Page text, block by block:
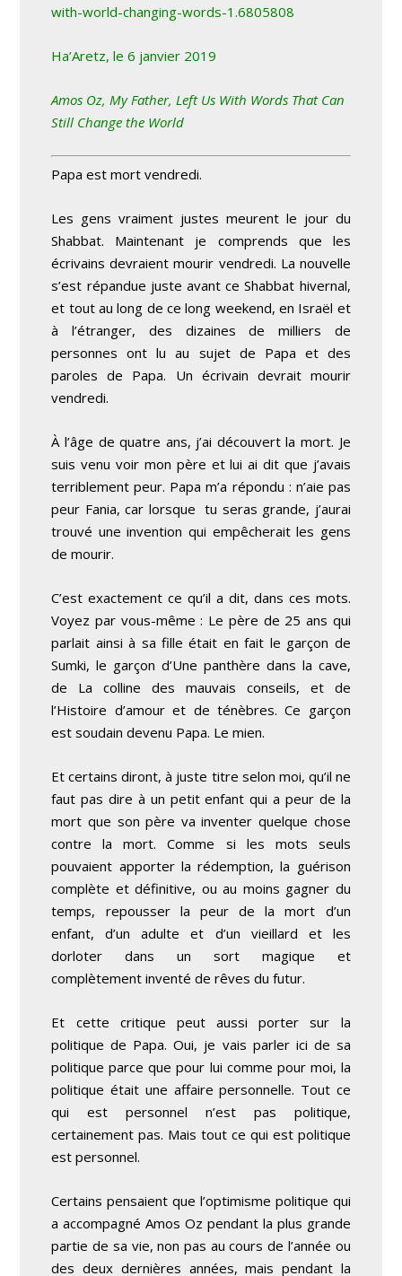
with-world-changing-words-1.6805808
Ha’Aretz, le 6 janvier 2019
Amos Oz, My Father, Left Us With Words That Can
Still Change the World
Papa est mort vendredi.
Les gens vraiment justes meurent le jour du
Shabbat. Maintenant je comprends que les
écrivains devraient mourir vendredi. La nouvelle
s’est répandue juste avant ce Shabbat hivernal,
et tout au long de ce long weekend, en Israël et
à l’étranger, des dizaines de milliers de
personnes ont lu au sujet de Papa et des
paroles de Papa. Un écrivain devrait mourir
vendredi.
À l’âge de quatre ans, j’ai découvert la mort. Je
suis venu voir mon père et lui ai dit que j’avais
terriblement peur. Papa m’a répondu : n’aie pas
peur Fania, car lorsque tu seras grande, j’aurai
trouvé une invention qui empêcherait les gens
de mourir.
C’est exactement ce qu’il a dit, dans ces mots.
Voyez par vous-même : Le père de 25 ans qui
parlait ainsi à sa fille était en fait le garçon de
Sumki, le garçon d’Une panthère dans la cave,
de La colline des mauvais conseils, et de
l’Histoire d’amour et de ténèbres. Ce garçon
est soudain devenu Papa. Le mien.
Et certains diront, à juste titre selon moi, qu’il ne
faut pas dire à un petit enfant qui a peur de la
mort que son père va inventer quelque chose
contre la mort. Comme si les mots seuls
pouvaient apporter la rédemption, la guérison
complète et définitive, ou au moins gagner du
temps, repousser la peur de la mort d’un
enfant, d’un adulte et d’un vieillard et les
dorloter dans un sort magique et
complètement inventé de rêves du futur.
Et cette critique peut aussi porter sur la
politique de Papa. Oui, je vais parler ici de sa
politique parce que pour lui comme pour moi, la
politique était une affaire personnelle. Tout ce
qui est personnel n’est pas politique,
certainement pas. Mais tout ce qui est politique
est personnel.
Certains pensaient que l’optimisme politique qui
a accompagné Amos Oz pendant la plus grande
partie de sa vie, non pas au cours de l’année ou
des deux dernières années, mais pendant la